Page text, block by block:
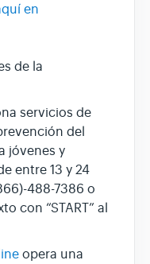
en
de la
servicios de
del
jóvenes y
entre 13 y 24
488-7386 o
con “START” al
opera una